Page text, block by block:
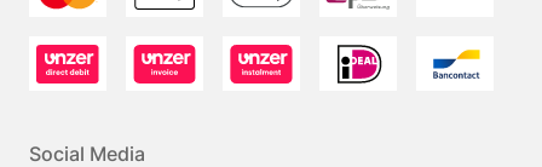
Social Media